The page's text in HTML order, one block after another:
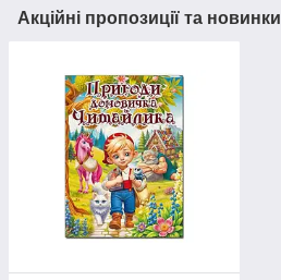
Акційні пропозиції та новинки